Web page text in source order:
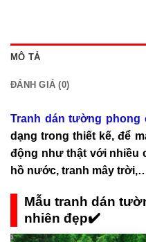
MÔ TẢ
ĐÁNH GIÁ (0)
Tranh dán tường phong
dạng trong thiết kế, để
động như thật với nhiều
hồ nước, tranh mây
Mẫu tranh dán
nhiên đẹp✔️